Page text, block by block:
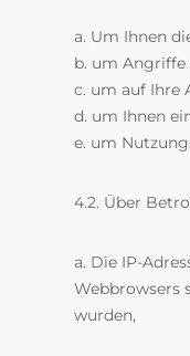
a. Um Ihnen
b. um Angriffe
c. um auf Ihre
d. um Ihnen
e. um
4.2. Über
a. Die IP-
Webbrowsers
wurden,